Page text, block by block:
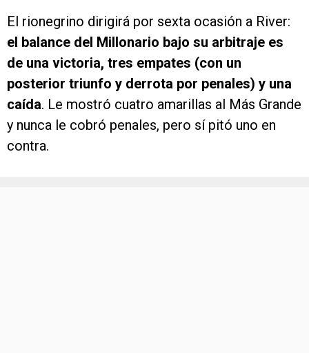
El rionegrino dirigirá por sexta ocasión a River:
el balance del Millonario bajo su arbitraje es
de una victoria, tres empates (con un
posterior triunfo y derrota por penales) y una
caída. Le mostró cuatro amarillas al Más Grande
y nunca le cobró penales, pero sí pitó uno en
contra.